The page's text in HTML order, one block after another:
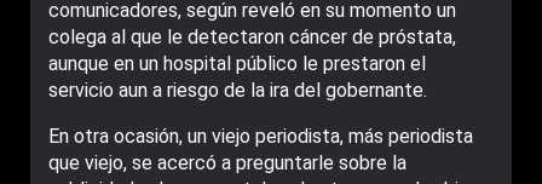
comunicadores, según reveló en su momento un
colega al que le detectaron cáncer de próstata,
aunque en un hospital público le prestaron el
servicio aun a riesgo de la ira del gobernante.
En otra ocasión, un viejo periodista, más periodista
que viejo, se acercó a preguntarle sobre la